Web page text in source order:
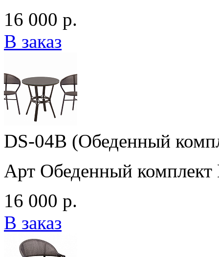
16 000 р.
В заказ
DS-04B (Обеденный
Арт Обеденный комплект
16 000 р.
В заказ